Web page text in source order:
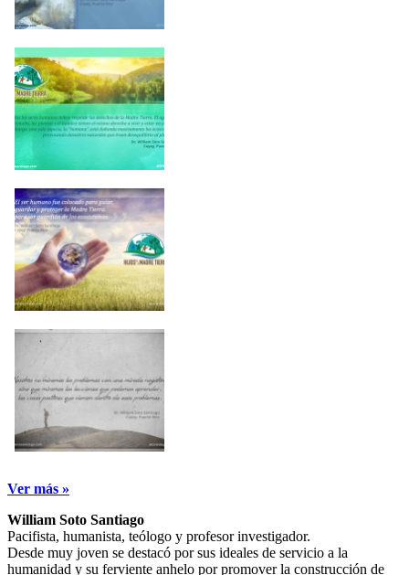
Ver más »
William Soto Santiago
Pacifista, humanista, teólogo y profesor investigador.
Desde muy joven se destacó por sus ideales de servicio a la
humanidad y su ferviente anhelo por promover la construcción de